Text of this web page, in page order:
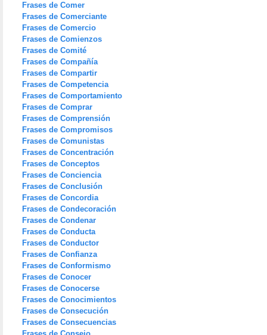
Frases de Comer
Frases de Comerciante
Frases de Comercio
Frases de Comienzos
Frases de Comité
Frases de Compañía
Frases de Compartir
Frases de Competencia
Frases de Comportamiento
Frases de Comprar
Frases de Comprensión
Frases de Compromisos
Frases de Comunistas
Frases de Concentración
Frases de Conceptos
Frases de Conciencia
Frases de Conclusión
Frases de Concordia
Frases de Condecoración
Frases de Condenar
Frases de Conducta
Frases de Conductor
Frases de Confianza
Frases de Conformismo
Frases de Conocer
Frases de Conocerse
Frases de Conocimientos
Frases de Consecución
Frases de Consecuencias